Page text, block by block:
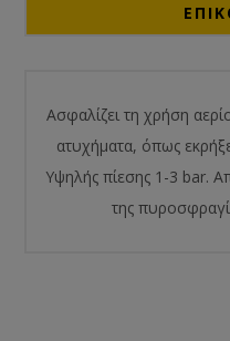
Ασφαλίζει τη χρήση
ατυχήματα, όπως
Υψηλής πίεσης 1-3 bar.
της